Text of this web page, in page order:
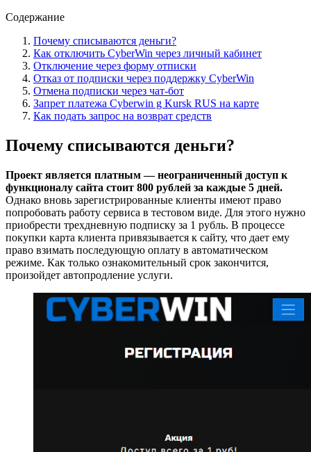
Содержание
Почему списываются деньги?
Как отключить CyberWin через личный кабинет
Отключение через форму отписки
Отказ от подписки через поддержку CyberWin
Отмена подписки через чат-бот
Запрет платежа Cyberwin g Kursk RUS на карте
Как подать запрос на возврат средств
Почему списываются деньги?
Проект является платным — неограниченный доступ к
функционалу сайта стоит 800 рублей за каждые 5 дней.
Однако вновь зарегистрированные клиенты имеют право
попробовать работу сервиса в тестовом виде. Для этого нужно
приобрести трехдневную подписку за 1 рубль. В процессе
покупки карта клиента привязывается к сайту, что дает ему
право взимать последующую оплату в автоматическом
режиме. Как только ознакомительный срок закончится,
произойдет автопродление услуги.